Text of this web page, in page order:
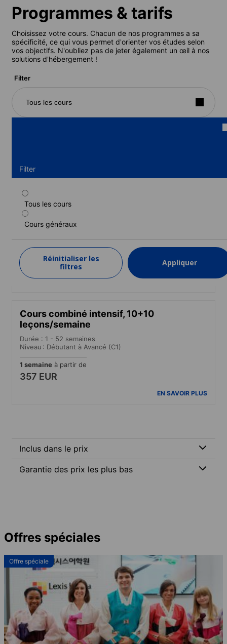
Programmes & tarifs
Choisissez votre cours. Chacun de nos programmes a sa
spécificité, ce qui vous permet d'orienter vos études selon
vos objectifs. N'oubliez pas de jeter également un œil à nos
solutions d'hébergement !
Filter
Tous les cours
Filter
Tous les cours
Cours généraux
Réinitialiser les
filtres
Appliquer
Cours standard
Durée : 1 - 52 semaines
1 semaine
305 EUR
EN SAVOIR PLUS
Cours combiné intensif, 10+10
leçons/semaine
Durée : 1 - 52 semaines
Niveau : Débutant à Avancé (C1)
1 semaine à partir de
357 EUR
EN SAVOIR PLUS
Inclus dans le prix
Garantie des prix les plus bas
Offres spéciales
Offre spéciale